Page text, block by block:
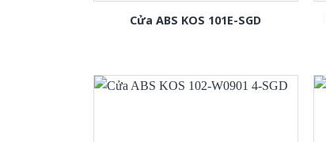
Cửa ABS KOS 101E-SGD